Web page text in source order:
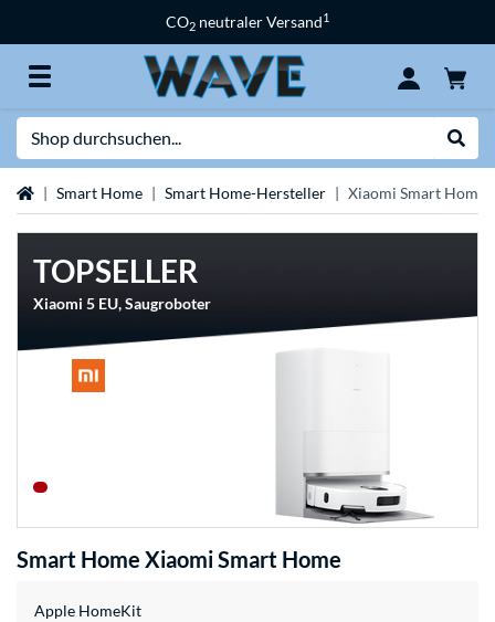
CO2 neutraler Versand1
StartseiteSmart Home Smart Home-Hersteller Xiaomi Smart Home
TOPSELLER
Xiaomi 5 EU, Saugroboter
Smart Home Xiaomi Smart Home
Apple HomeKit